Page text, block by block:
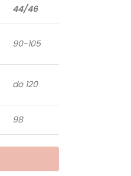
44/46
90-105
do 120
98